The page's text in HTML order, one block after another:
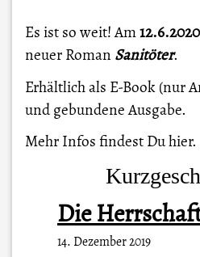
Es ist so weit! Am12.6.2020
neuer Roman Sanitöter.
Erhältlich als E-Book (nur
und gebundene Ausgabe.
Mehr Infos findest Duhier.
Die
14. Dezember 2019